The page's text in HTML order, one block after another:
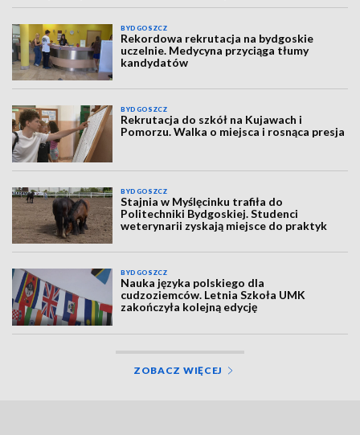
BYDGOSZCZ
Rekordowa rekrutacja na bydgoskie
uczelnie. Medycyna przyciąga tłumy
kandydatów
BYDGOSZCZ
Rekrutacja do szkół na Kujawach i
Pomorzu. Walka o miejsca i rosnąca presja
BYDGOSZCZ
Stajnia w Myślęcinku trafiła do
Politechniki Bydgoskiej. Studenci
weterynarii zyskają miejsce do praktyk
BYDGOSZCZ
Nauka języka polskiego dla
cudzoziemców. Letnia Szkoła UMK
zakończyła kolejną edycję
ZOBACZ WIĘCEJ